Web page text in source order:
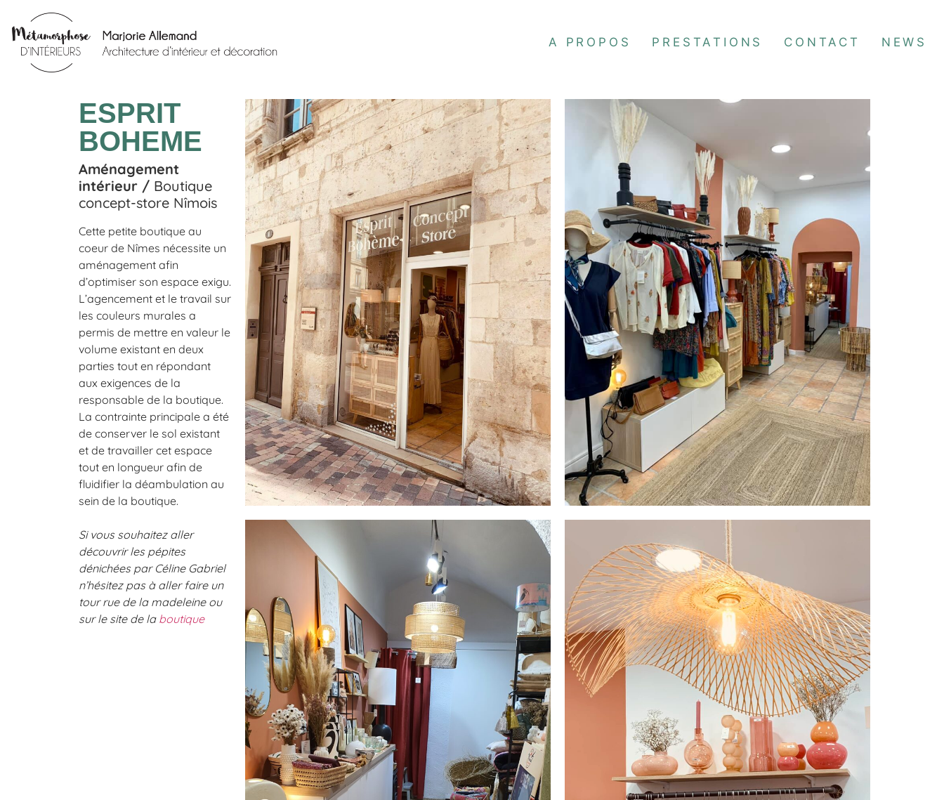
A PROPOS PRESTATIONS CONTACT NEWS
ESPRIT
BOHEME
Aménagement
intérieur / Boutique
concept-store Nîmois
Cette petite boutique au
coeur de Nîmes nécessite un
aménagement afin
d’optimiser son espace exigu.
L’agencement et le travail sur
les couleurs murales a
permis de mettre en valeur le
volume existant en deux
parties tout en répondant
aux exigences de la
responsable de la boutique.
La contrainte principale a été
de conserver le sol existant
et de travailler cet espace
tout en longueur afin de
fluidifier la déambulation au
sein de la boutique.
Si vous souhaitez aller
découvrir les pépites
dénichées par Céline Gabriel
n’hésitez pas à aller faire un
tour rue de la madeleine ou
sur le site de la boutique